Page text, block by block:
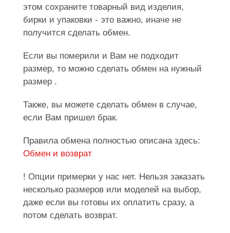
этом сохраните товарный вид изделия,
бирки и упаковки - это важно, иначе не
получится сделать обмен.
Если вы померили и Вам не подходит
размер, то можно сделать обмен на нужный
размер .
Также, вы можете сделать обмен в случае,
если Вам пришел брак.
Правила обмена полностью описана здесь:
Обмен и возврат
! Опции примерки у нас нет. Нельзя заказать
несколько размеров или моделей на выбор,
даже если вы готовы их оплатить сразу, а
потом сделать возврат.